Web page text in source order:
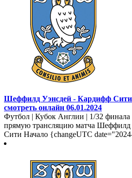
Шеффилд Уэнсдей - Кардифф Сити
смотреть онлайн 06.01.2024
Футбол | Кубок Англии | 1/32 финала
прямую трансляцию матча
Сити Начало {changeUTC